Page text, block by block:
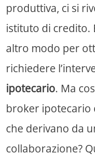
produttiva, ci si
istituto di credito.
altro modo per
richiedere
ipotecario. Ma
broker ipotecario
che derivano da
collaborazione?